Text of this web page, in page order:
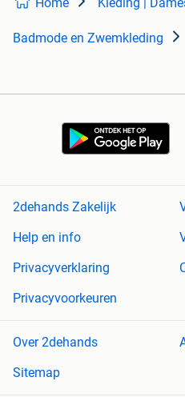
Badmode en Zwemkleding
2dehands Zakelijk
Help en info
Privacyverklaring
Privacyvoorkeuren
Over 2dehands
Sitemap